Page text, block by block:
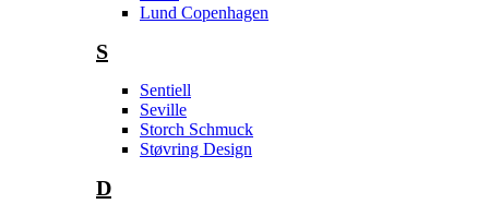
Lund Copenhagen
S
Sentiell
Seville
Storch Schmuck
Støvring Design
D